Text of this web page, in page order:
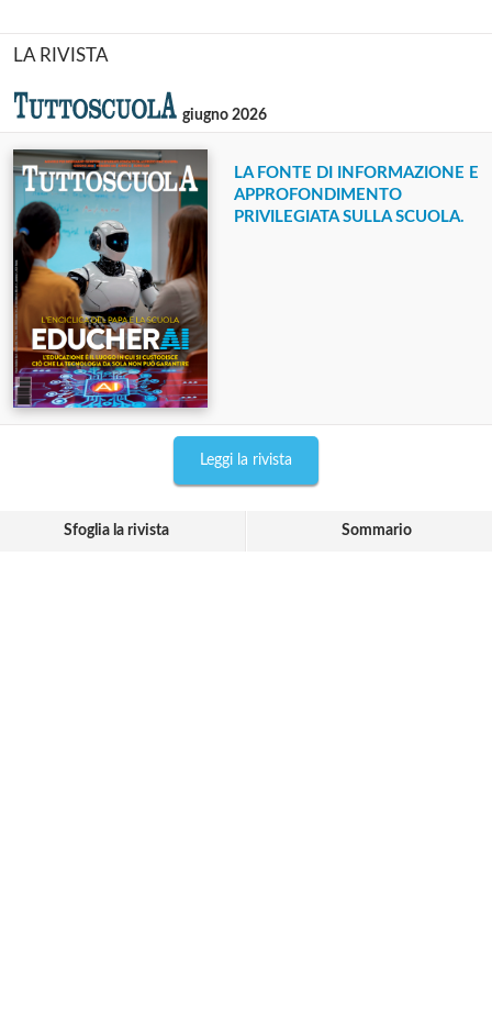
LA RIVISTA
giugno 2026
LA FONTE DI INFORMAZIONE E
APPROFONDIMENTO
PRIVILEGIATA SULLA SCUOLA.
Leggi la rivista
Sfoglia la rivista Sommario